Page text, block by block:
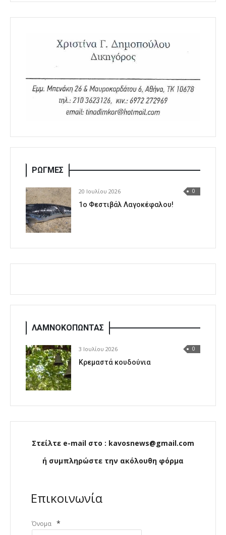
ΡΩΓΜΕΣ
20 Ιουλίου 2026 0
1o Φεστιβάλ Λαγοκέφαλου!
ΛΑΜΝΟΚΟΠΩΝΤΑΣ
3 Ιουλίου 2026 0
Κρεμαστά κουδούνια
Στείλτε e-mail στο : kavosnews@gmail.com
ή συμπληρώστε την ακόλουθη φόρμα
Επικοινωνία
Όνομα *